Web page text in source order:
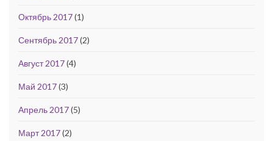
Октябрь 2017(1)
Сентябрь 2017(2)
Август 2017(4)
Май 2017(3)
Апрель 2017(5)
Март 2017(2)